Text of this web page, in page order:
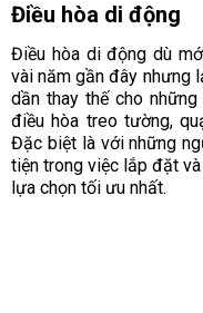
Điều hòa di động
Điều hòa di động dù
vài năm gần đây nhưng
dần thay thế cho
điều hòa treo tường,
Đặc biệt là với những
tiện trong việc lắp đặt
lựa chọn tối ưu nhất.